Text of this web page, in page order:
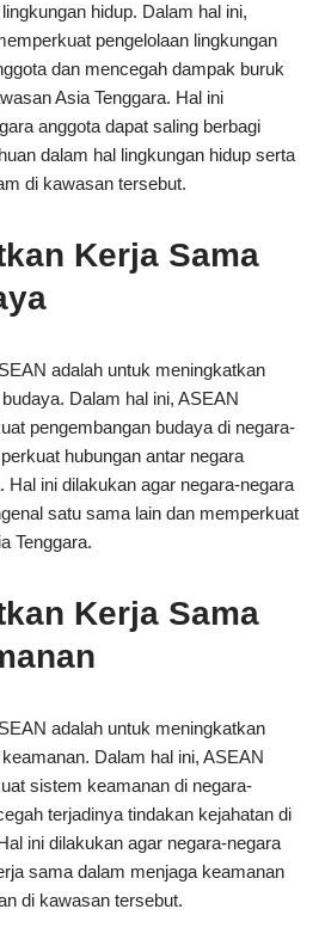
hidup. Dalam hal ini,
pengelolaan lingkungan
dan mencegah dampak buruk
Asia Tenggara. Hal ini
anggota dapat saling berbagi
dalam hal lingkungan hidup serta
di kawasan tersebut.
Kerja Sama
adalah untuk meningkatkan
Dalam hal ini, ASEAN
pengembangan budaya di negara-
hubungan antar negara
Hal ini dilakukan agar negara-negara
satu sama lain dan memperkuat
Tenggara.
Kerja Sama
adalah untuk meningkatkan
Dalam hal ini, ASEAN
sistem keamanan di negara-
terjadinya tindakan kejahatan di
ini dilakukan agar negara-negara
sama dalam menjaga keamanan
di kawasan tersebut.